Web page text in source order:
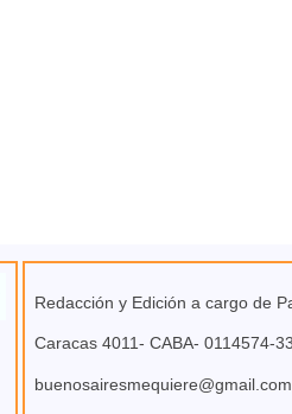
Redacción y Edición a cargo de
Caracas 4011- CABA- 0114574-
buenosairesmequiere@gmail.com